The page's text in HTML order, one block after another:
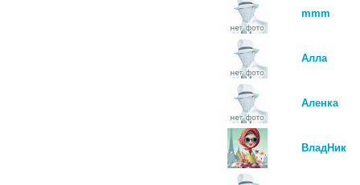
mmm
Алла
Аленка
ВладНик